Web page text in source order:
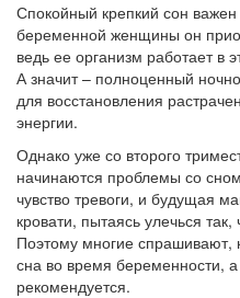
Спокойный крепкий сон
беременной женщины он
ведь ее организм работает в
А значит – полноценный
для восстановления
энергии.
Однако уже со второго
начинаются проблемы со
чувство тревоги, и будущая
кровати, пытаясь улечься
Поэтому многие спрашивают,
сна во время беременности,
рекомендуется.